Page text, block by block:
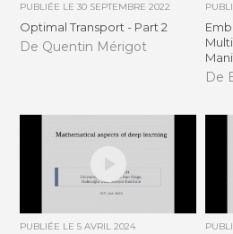
PUBLIÉE LE30 SEPTEMBRE 2022
Optimal Transport - Part 2
De Quentin Mérigot
De
PUBLIÉE LE5 AVRIL 2024